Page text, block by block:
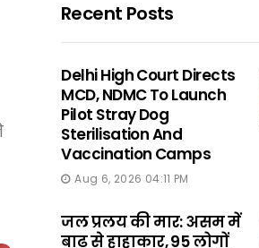
Recent Posts
Delhi High Court Directs
MCD, NDMC To Launch
Pilot Stray Dog
Sterilisation And
Vaccination Camps
Aug 6, 2026 04:11 PM
जल प्रलय की मार: असम में
बाढ़ से हाहाकार, 95 लोगों